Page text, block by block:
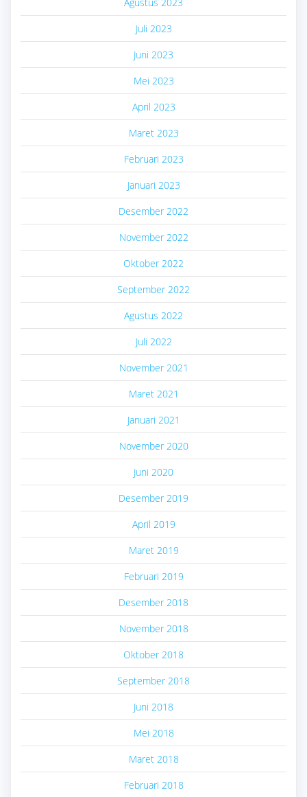
Juli 2023
Juni 2023
Mei 2023
April 2023
Maret 2023
Februari 2023
Januari 2023
Desember 2022
November 2022
Oktober 2022
September 2022
Agustus 2022
Juli 2022
November 2021
Maret 2021
Januari 2021
November 2020
Juni 2020
Desember 2019
April 2019
Maret 2019
Februari 2019
Desember 2018
November 2018
Oktober 2018
September 2018
Juni 2018
Mei 2018
Maret 2018
Februari 2018